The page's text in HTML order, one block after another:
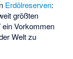
Erdölreserven:
größten
ein Vorkommen
Welt zu